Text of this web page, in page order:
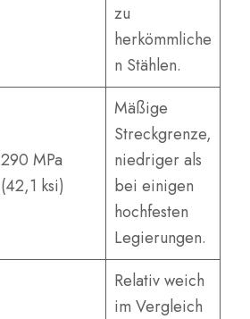
zu
herkömmliche
n Stählen.
290 MPa
(42,1 ksi)
Mäßige
Streckgrenze,
niedriger als
bei einigen
hochfesten
Legierungen.
Relativ weich
im Vergleich